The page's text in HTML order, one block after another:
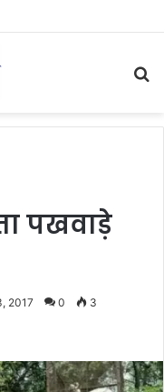
पखवाड़े
2017 0 3